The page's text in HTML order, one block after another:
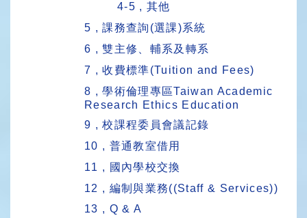
4-5 , 其他
5 , 課務查詢(選課)系統
6 , 雙主修、輔系及轉系
7 , 收費標準(Tuition and Fees)
8 , 學術倫理專區Taiwan Academic
Research Ethics Education
9 , 校課程委員會議記錄
10 , 普通教室借用
11 , 國內學校交換
12 , 編制與業務((Staff & Services))
13 , Q & A